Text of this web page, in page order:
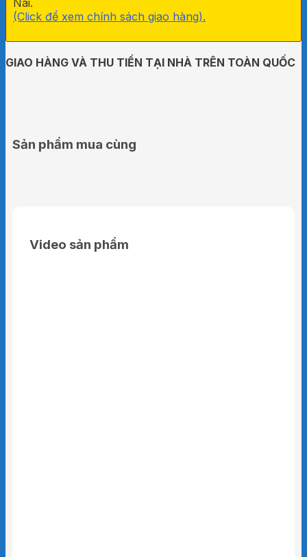
(Click để xem chính sách giao hàng).
GIAO HÀNG VÀ THU TIỀN TẠI NHÀ TRÊN TOÀN QUỐC
Sản phẩm mua cùng
Video sản phẩm